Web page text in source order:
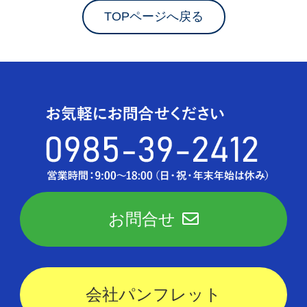
TOPページへ戻る
お問合せ
会社パンフレット